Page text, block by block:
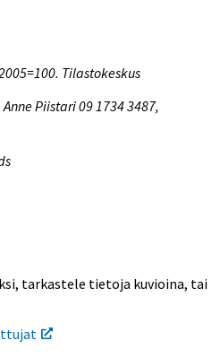
Tilastokeskus
Piistari 09 1734 3487,
tarkastele tietoja kuvioina, tai